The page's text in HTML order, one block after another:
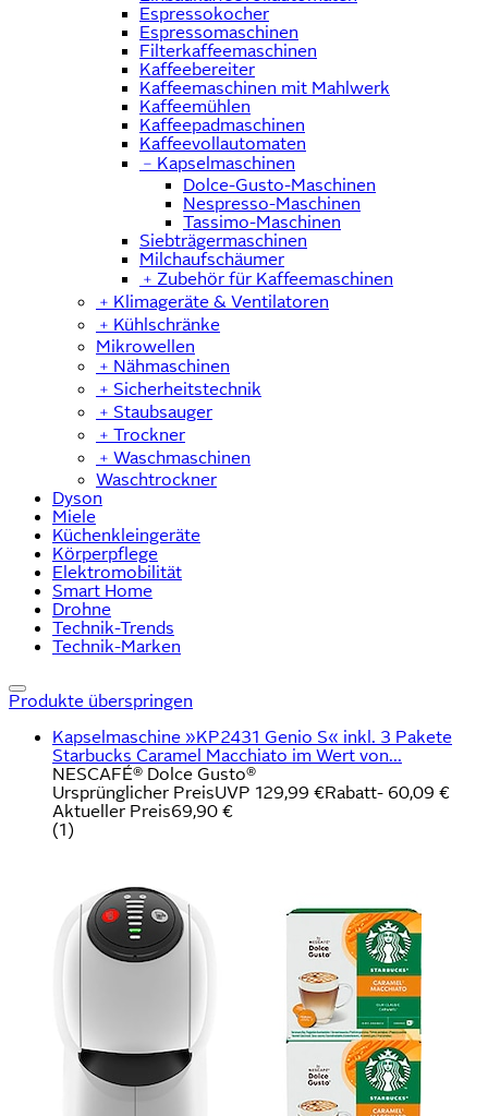
Espressokocher
Espressomaschinen
Filterkaffeemaschinen
Kaffeebereiter
Kaffeemaschinen mit Mahlwerk
Kaffeemühlen
Kaffeepadmaschinen
Kaffeevollautomaten
﹣ Kapselmaschinen
Dolce-Gusto-Maschinen
Nespresso-Maschinen
Tassimo-Maschinen
Siebträgermaschinen
Milchaufschäumer
﹢ Zubehör für Kaffeemaschinen
﹢ Klimageräte & Ventilatoren
﹢ Kühlschränke
Mikrowellen
﹢ Nähmaschinen
﹢ Sicherheitstechnik
﹢ Staubsauger
﹢ Trockner
﹢ Waschmaschinen
Waschtrockner
Dyson
Miele
Küchenkleingeräte
Körperpflege
Elektromobilität
Smart Home
Drohne
Technik-Trends
Technik-Marken
Produkte überspringen
Kapselmaschine »KP2431 Genio S« inkl. 3 Pakete
Starbucks Caramel Macchiato im Wert von...
NESCAFÉ® Dolce Gusto®
Ursprünglicher PreisUVP 129,99 €Rabatt- 60,09 €
Aktueller Preis69,90 €
(1)